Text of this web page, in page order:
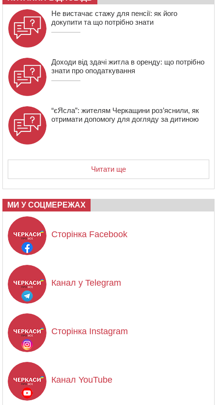
13:40 На Кам’янщині сталася масштабна пожежа
сміттєзвалища
Не вистачає стажу для пенсії: як його
докупити та що потрібно знати
Доходи від здачі житла в оренду: що потрібно
знати про оподаткування
“єЯсла”: жителям Черкащини роз’яснили, як
отримати допомогу для догляду за дитиною
Читати ще
МИ У СОЦМЕРЕЖАХ
Сторінка Facebook
Канал у Telegram
Сторінка Instagram
Канал YouTube